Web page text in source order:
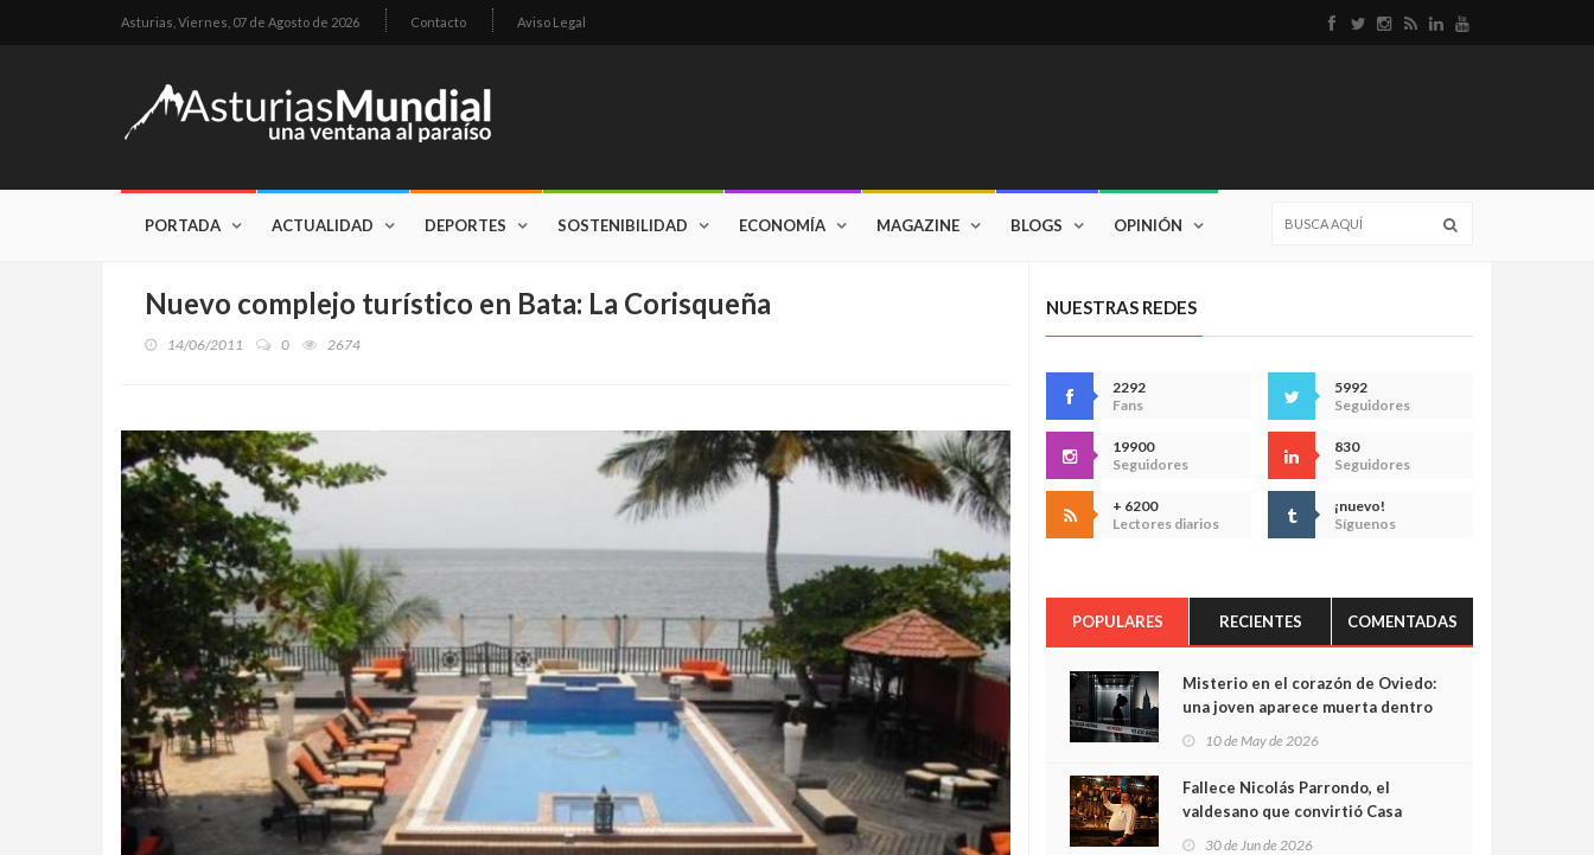
Asturias, Viernes, 07 de Agosto de 2026 Contacto Aviso Legal
PORTADA ACTUALIDAD DEPORTES SOSTENIBILIDAD ECONOMÍA MAGAZINE BLOGS OPINIÓN
Nuevo complejo turístico en Bata: La Corisqueña
14/06/2011 0 2674
NUESTRAS REDES
2292
Fans
5992
Seguidores
19900
Seguidores
830
Seguidores
+ 6200
Lectores diarios
¡nuevo!
Síguenos
POPULARES RECIENTES COMENTADAS
Misterio en el corazón de Oviedo:
una joven aparece muerta dentro
cámaras captan sus últimos
minutos
10 de May de 2026
Fallece Nicolás Parrondo, el
valdesano que convirtió Casa
30 de Jun de 2026